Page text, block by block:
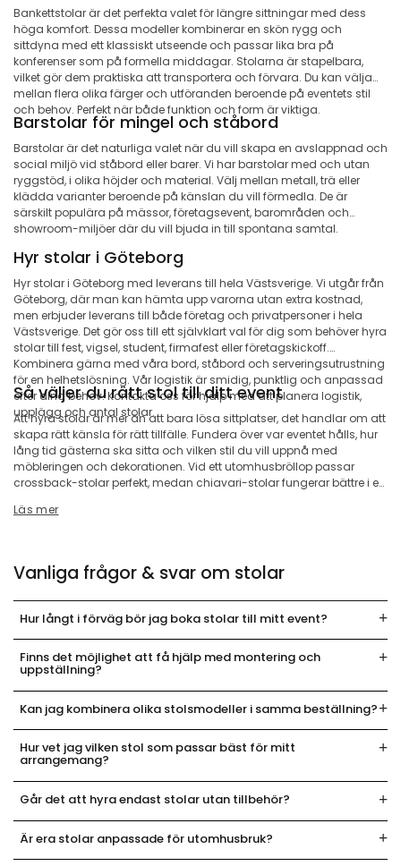
Bankettstolar är det perfekta valet för längre sittningar med dess
höga komfort. Dessa modeller kombinerar en skön rygg och
sittdyna med ett klassiskt utseende och passar lika bra på
konferenser som på formella middagar. Stolarna är stapelbara,
vilket gör dem praktiska att transportera och förvara. Du kan välja
mellan flera olika färger och utföranden beroende på eventets stil
och behov. Perfekt när både funktion och form är viktiga.
Barstolar för mingel och ståbord
Barstolar är det naturliga valet när du vill skapa en avslappnad och
social miljö vid ståbord eller barer. Vi har barstolar med och utan
ryggstöd, i olika höjder och material. Välj mellan metall, trä eller
klädda varianter beroende på känslan du vill förmedla. De är
särskilt populära på mässor, företagsevent, barområden och
showroom-miljöer där du vill bjuda in till spontana samtal.
Hyr stolar i Göteborg
Hyr stolar i Göteborg med leverans till hela Västsverige. Vi utgår från
Göteborg, där man kan hämta upp varorna utan extra kostnad,
men erbjuder leverans till både företag och privatpersoner i hela
Västsverige. Det gör oss till ett självklart val för dig som behöver hyra
stolar till fest, vigsel, student, firmafest eller företagskickoff.
Kombinera gärna med våra bord, ståbord och serveringsutrustning
för en helhetslösning. Vår logistik är smidig, punktlig och anpassad
efter dina behov. Kontakta oss för hjälp med att planera logistik,
upplägg och antal stolar.
Så väljer du rätt stol till ditt event
Att hyra stolar är mer än att bara lösa sittplatser, det handlar om att
skapa rätt känsla för rätt tillfälle. Fundera över var eventet hålls, hur
lång tid gästerna ska sitta och vilken stil du vill uppnå med
möbleringen och dekorationen. Vid ett utomhusbröllop passar
crossback-stolar perfekt, medan chiavari-stolar fungerar bättre i en
middagar är konferens- eller bankettstolar ett bättre val. Behöver du
dig gärna att välja. Vår expertis gör att du kan känna dig trygg
genom hela processen.
Läs mer
Vanliga frågor & svar om stolar
Hur långt i förväg bör jag boka stolar till mitt event?
Finns det möjlighet att få hjälp med montering och
uppställning?
Kan jag kombinera olika stolsmodeller i samma beställning?
Hur vet jag vilken stol som passar bäst för mitt
arrangemang?
Går det att hyra endast stolar utan tillbehör?
Är era stolar anpassade för utomhusbruk?